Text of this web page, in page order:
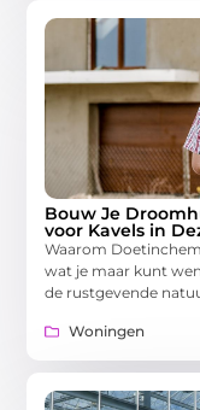
Bouw Je
voor Kavels in
Waarom
wat je maar kunt
de rustgevende
Woningen